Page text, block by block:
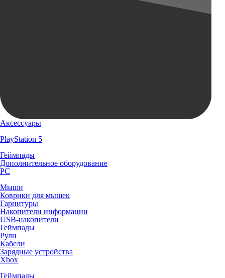
Аксессуары
PlayStation 5
Геймпады
Дополнительное оборудование
PC
Мыши
Коврики для мышек
Гарнитуры
Накопители информации
USB-накопители
Геймпады
Рули
Кабели
Зарядные устройства
Xbox
Геймпады